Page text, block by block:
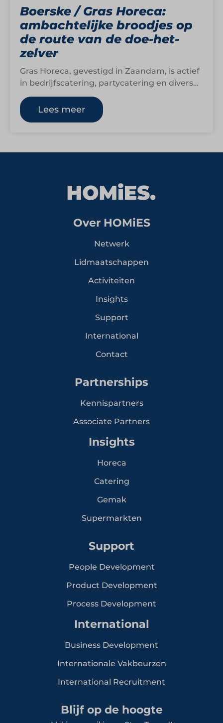
Boerske / Gras Horeca:
ambachtelijke broodjes op
de route van de doe-het-
zelver
Gras Horeca, gevestigd in Zaandam, is actief
in bedrijfscatering, partycatering en diverse
horecaconcepten. De bekendste formule is
Boerske, te vinden…
Lees meer
Over HOMiES
Netwerk
Lidmaatschappen
Activiteiten
Insights
Support
International
Contact
Partnerships
Kennispartners
Associate Partners
Insights
Horeca
Catering
Gemak
Supermarkten
Support
People Development
Product Development
Process Development
International
Business Development
Internationale Vakbeurzen
International Recruitment
Blijf op de hoogte